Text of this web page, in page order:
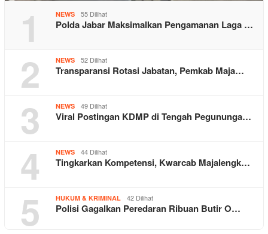
1 NEWS 55 Dilihat
Polda Jabar Maksimalkan Pengamanan Laga …
2 NEWS 52 Dilihat
Transparansi Rotasi Jabatan, Pemkab Maja…
3 NEWS 49 Dilihat
Viral Postingan KDMP di Tengah Pegununga…
4 NEWS 44 Dilihat
Tingkarkan Kompetensi, Kwarcab Majalengk…
5 HUKUM & KRIMINAL 42 Dilihat
Polisi Gagalkan Peredaran Ribuan Butir O…